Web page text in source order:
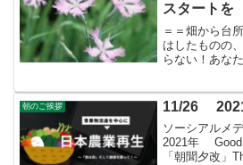
スタートを
＝＝畑から台
はしたものの
らない！あな
朝のご挨拶 11/26
ソーシアルメ
2021年 Good
「朝聞夕改」